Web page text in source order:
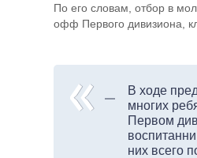
По его словам, отбор в
офф Первого дивизиона,
В ходе
многих
Первом
них всего